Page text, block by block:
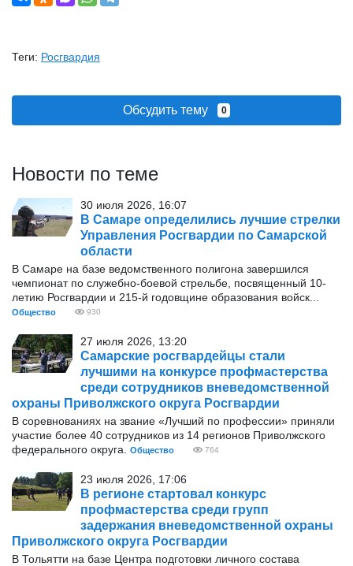
Теги: Росгвардия
Обсудить тему 0
Новости по теме
30 июля 2026, 16:07
В Самаре определились лучшие стрелки
Управления Росгвардии по Самарской
области
В Самаре на базе ведомственного полигона завершился
чемпионат по служебно-боевой стрельбе, посвященный 10-
летию Росгвардии и 215-й годовщине образования войск...
Общество 930
27 июля 2026, 13:20
Самарские росгвардейцы стали
лучшими на конкурсе профмастерства
среди сотрудников вневедомственной
охраны Приволжского округа Росгвардии
В соревнованиях на звание «Лучший по профессии» приняли
участие более 40 сотрудников из 14 регионов Приволжского
федерального округа.
Общество 764
23 июля 2026, 17:06
В регионе стартовал конкурс
профмастерства среди групп
задержания вневедомственной охраны
Приволжского округа Росгвардии
В Тольятти на базе Центра подготовки личного состава